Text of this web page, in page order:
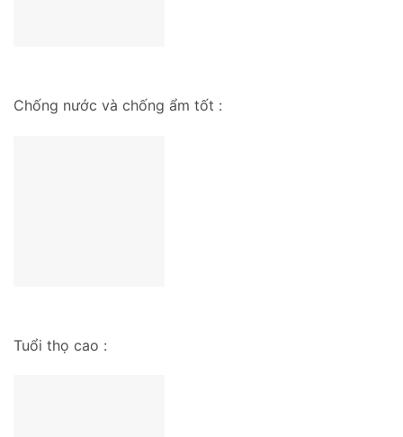
Chống nước và chống ẩm tốt :
Tuổi thọ cao :